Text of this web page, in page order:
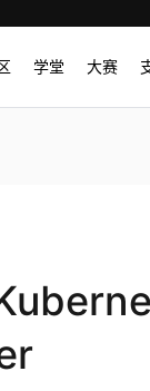
学堂 大赛